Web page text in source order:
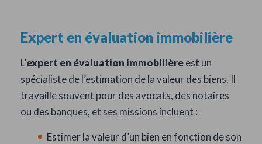
Expert en évaluation immobilière
L’expert en évaluation immobilièreest un
spécialiste de l’estimation de la valeur des biens. Il
travaille souvent pour des avocats, des notaires
ou des banques, et ses missions incluent :
Estimer la valeur d’un bien en fonction de son